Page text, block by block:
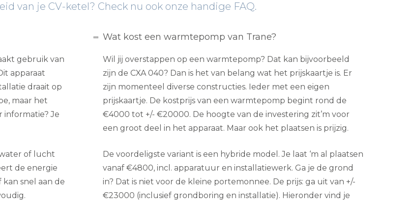
van je CV-ketel? Check nu ook onze handige FAQ.
gebruik van
apparaat
draait op
maar het
informatie? Je
of lucht
de energie
snel aan de
Wat kost een warmtepomp van Trane?
Wil jij overstappen op een warmtepomp? Dat kan bijvoorbeeld
zijn de CXA 040? Dan is het van belang wat het prijskaartje is. Er
zijn momenteel diverse constructies. Ieder met een eigen
prijskaartje. De kostprijs van een warmtepomp begint rond de
€4000 tot +/- €20000. De hoogte van de investering zit’m voor
een groot deel in het apparaat. Maar ook het plaatsen is prijzig.
De voordeligste variant is een hybride model. Je laat ‘m al plaatsen
vanaf €4800, incl. apparatuur en installatiewerk. Ga je de grond
in? Dat is niet voor de kleine portemonnee. De prijs: ga uit van +/-
€23000 (inclusief grondboring en installatie). Hieronder vind je